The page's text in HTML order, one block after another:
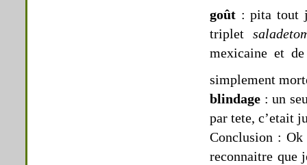
goût : pita tout
triplet
mexicaine et
simplement
blindage : un
par tete, c’etait
Conclusion :
reconnaitre que